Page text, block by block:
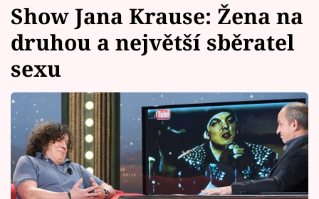
Témata
Celebrity
Vztahy
Seriály
Horoskopy
Show Jana Krause: Žena na
druhou a největší sběratel
sexu